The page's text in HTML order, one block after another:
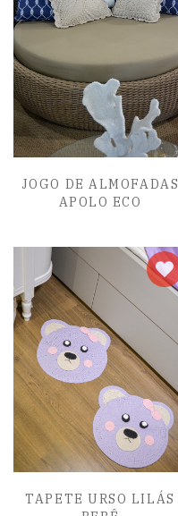
JOGO DE ALMOFADAS
APOLO ECO
TAPETE URSO LILÁS